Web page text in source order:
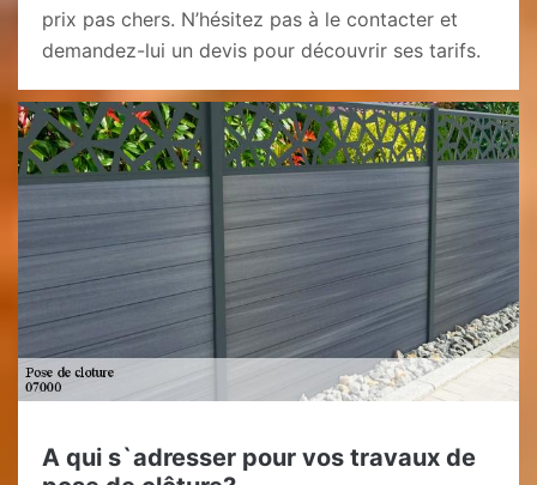
prix pas chers. N’hésitez pas à le contacter et
demandez-lui un devis pour découvrir ses tarifs.
A qui s`adresser pour vos travaux de